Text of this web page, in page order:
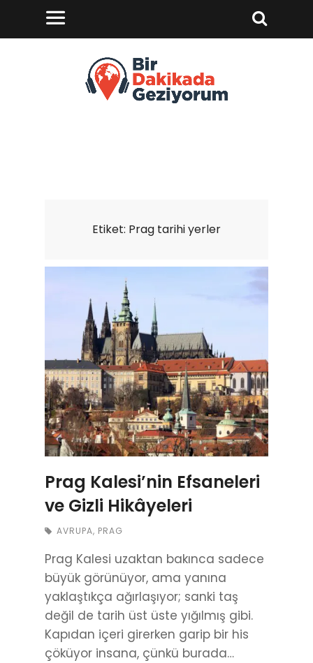
Etiket: Prag tarihi yerler
Prag Kalesi’nin Efsaneleri
ve Gizli Hikâyeleri
AVRUPA, PRAG
Prag Kalesi uzaktan bakınca sadece
büyük görünüyor, ama yanına
yaklaştıkça ağırlaşıyor; sanki taş
değil de tarih üst üste yığılmış gibi.
Kapıdan içeri girerken garip bir his
çöküyor insana, çünkü burada…